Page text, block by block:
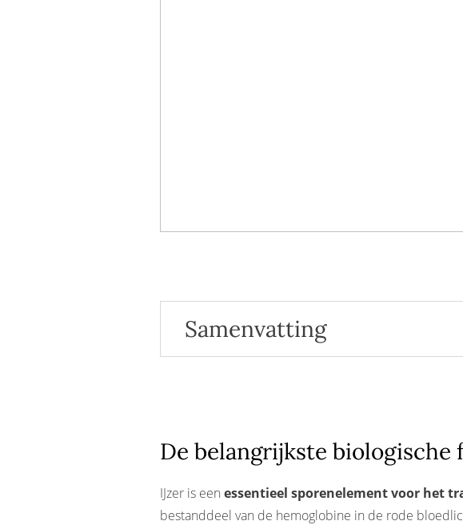
Samenvatting
De belangrijkste biologische functies van ijzer
De belangrijkste biologische
IJzer is een essentieel sporenelement voor het
bestanddeel van de hemoglobine in de rode